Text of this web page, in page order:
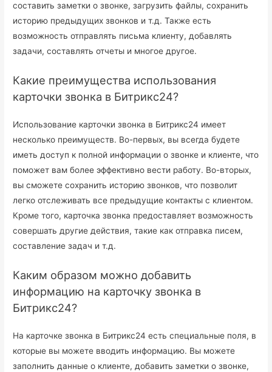
составить заметки о звонке, загрузить файлы, сохранить
историю предыдущих звонков и т.д. Также есть
возможность отправлять письма клиенту, добавлять
задачи, составлять отчеты и многое другое.
Какие преимущества использования
карточки звонка в Битрикс24?
Использование карточки звонка в Битрикс24 имеет
несколько преимуществ. Во-первых, вы всегда будете
иметь доступ к полной информации о звонке и клиенте, что
поможет вам более эффективно вести работу. Во-вторых,
вы сможете сохранить историю звонков, что позволит
легко отслеживать все предыдущие контакты с клиентом.
Кроме того, карточка звонка предоставляет возможность
совершать другие действия, такие как отправка писем,
составление задач и т.д.
Каким образом можно добавить
информацию на карточку звонка в
Битрикс24?
На карточке звонка в Битрикс24 есть специальные поля, в
которые вы можете вводить информацию. Вы можете
заполнить данные о клиенте, добавить заметки о звонке,